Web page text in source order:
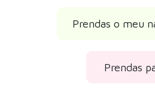
Prendas o meu
Prendas